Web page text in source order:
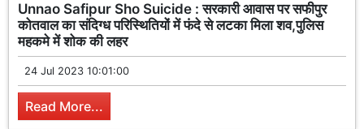
Unnao Safipur Sho Suicide : सरकारी आवास पर सफीपुर
कोतवाल का संदिग्ध परिस्थितियों में फंदे से लटका मिला शव,पुलिस
महकमे में शोक की लहर
24 Jul 2023 10:01:00
Read More...